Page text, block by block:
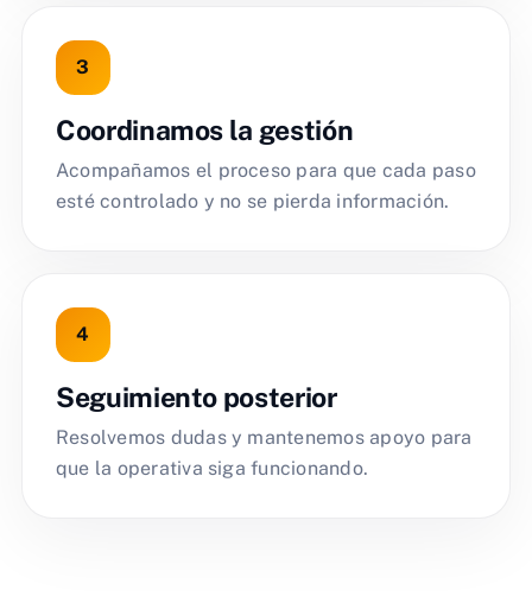
Coordinamos la gestión
Acompañamos el proceso para que cada paso
esté controlado y no se pierda información.
Seguimiento posterior
Resolvemos dudas y mantenemos apoyo para
que la operativa siga funcionando.